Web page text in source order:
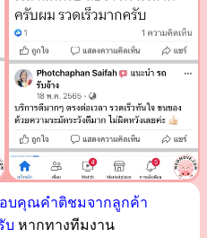
บคุณคำติชมจากลูกค้า
บ หากทางทีมงาน